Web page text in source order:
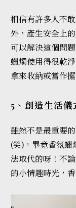
相信有許多人不
外，產生安全上
可以解決這個問
蠟燭使用得很乾
拿來收納或當作
5、創造生活儀
雖然不是最重要
(笑)，畢竟香氛
法取代的呀！不
的小情趣時光，